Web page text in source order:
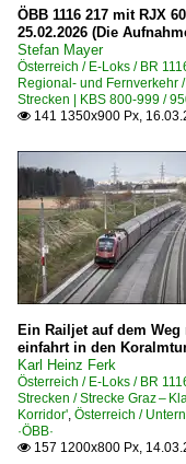
IC
NJ
R
REX
RJ RailJet-
RJX RailJet-
S-Bahnen und
Sonstiges
Bahn und
Strecken
ÖBB 1116 217 mit RJX
25.02.2026 (Die
Stefan Mayer
Österreich / E-Loks / BR
Regional- und
Strecken | KBS 800-999 /
 141 1350x900 Px,
Ein Railjet auf dem
einfahrt in den
Karl Heinz Ferk
Österreich / E-Loks / BR
Strecken / Strecke Graz –
Korridor', Österreich /
·ÖBB·
 157 1200x800 Px,